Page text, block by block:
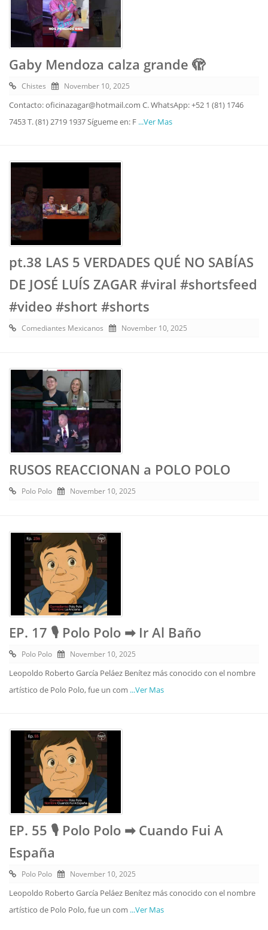
Gaby Mendoza calza grande 🫣
Chistes November 10, 2025
Contacto: oficinazagar@hotmail.com C. WhatsApp: +52 1 (81) 1746
7453 T. (81) 2719 1937 Sígueme en: F ...Ver Mas
pt.38 LAS 5 VERDADES QUÉ NO SABÍAS
DE JOSÉ LUÍS ZAGAR #viral #shortsfeed
#video #short #shorts
Comediantes Mexicanos November 10, 2025
RUSOS REACCIONAN a POLO POLO
Polo Polo November 10, 2025
EP. 17 🎙️ Polo Polo ➡︎ Ir Al Baño
Polo Polo November 10, 2025
Leopoldo Roberto García Peláez Benítez más conocido con el nombre
artístico de Polo Polo, fue un com ...Ver Mas
EP. 55 🎙️ Polo Polo ➡︎ Cuando Fui A
España
Polo Polo November 10, 2025
Leopoldo Roberto García Peláez Benítez más conocido con el nombre
artístico de Polo Polo, fue un com ...Ver Mas